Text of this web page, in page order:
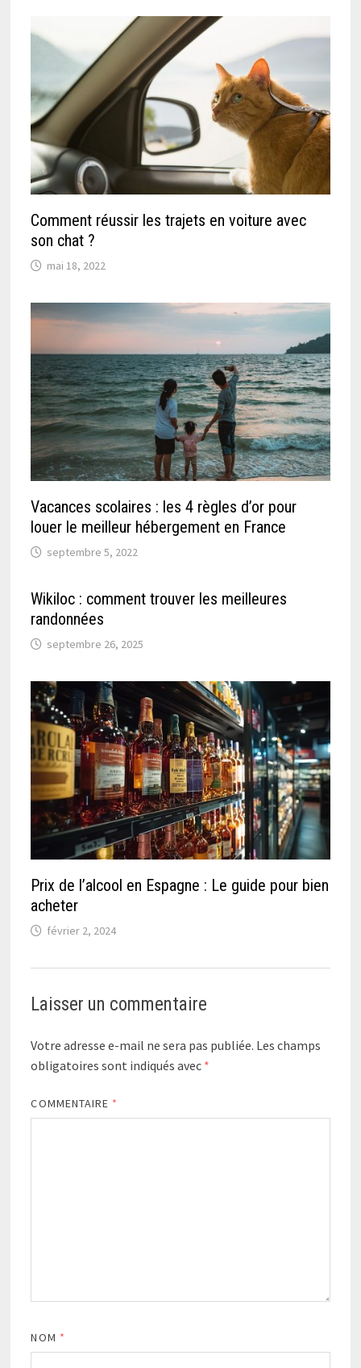
Comment réussir les trajets en voiture avec
son chat ?
mai 18, 2022
Vacances scolaires : les 4 règles d’or pour
louer le meilleur hébergement en France
septembre 5, 2022
Wikiloc : comment trouver les meilleures
randonnées
septembre 26, 2025
Prix de l’alcool en Espagne : Le guide pour bien
acheter
février 2, 2024
Laisser un commentaire
Votre adresse e-mail ne sera pas publiée. Les champs
obligatoires sont indiqués avec *
COMMENTAIRE *
NOM *